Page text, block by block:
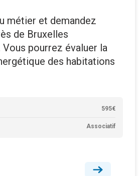
métier et demandez
de Bruxelles
Vous pourrez évaluer la
des habitations
595€
Associatif